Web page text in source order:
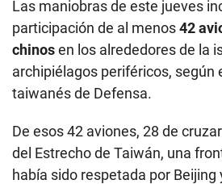
Las maniobras de este jueves
participación de al menos42
chinosen los alrededores de la
archipiélagos periféricos, según
taiwanés de Defensa.
De esos 42 aviones, 28 de
del Estrecho de Taiwán, una
había sido respetada por Beijing